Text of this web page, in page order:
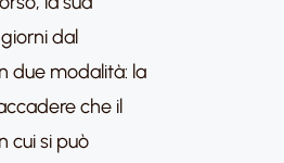
dal
due modalità: la
che il
cui si può